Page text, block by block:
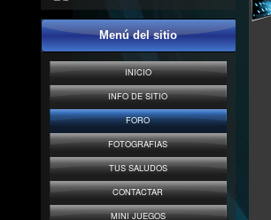
Menú del sitio
INICIO
INFO DE SITIO
FORO
FOTOGRAFIAS
TUS SALUDOS
CONTACTAR
MINI JUEGOS